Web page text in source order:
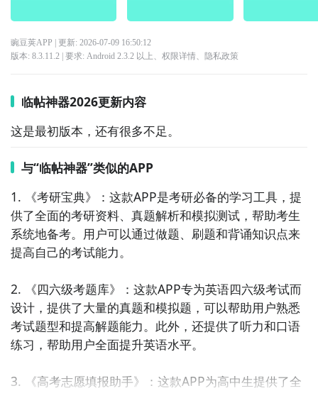
豌豆荚APP | 更新: 2026-07-09 16:50:12
版本: 8.3.11.2| 要求: Android 2.3.2 以上、 权限详情、 隐私政策
临帖神器2026更新内容
这是最初版本，还有很多不足。
与“临帖神器”类似的APP
1. 《考研宝典》：这款APP是考研必备的学习工具，提
供了全面的考研资料、真题解析和模拟测试，帮助考生
系统地备考。用户可以通过做题、刷题和背诵知识点来
提高自己的考试能力。
2. 《四六级考题库》：这款APP专为英语四六级考试而
设计，提供了大量的真题和模拟题，可以帮助用户熟悉
考试题型和提高解题能力。此外，还提供了听力和口语
练习，帮助用户全面提升英语水平。
3. 《高考志愿填报助手》：这款APP为高中生提供了全